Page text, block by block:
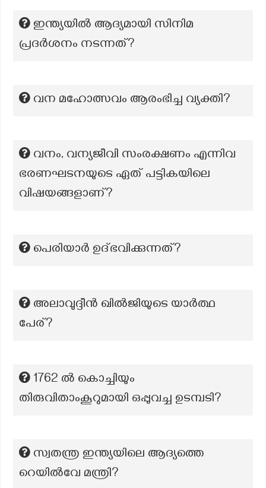
ഇന്ത്യയിൽ ആദ്യമായി സിനിമ
പ്രദർശനം നടന്നത്?
വന മഹോത്സവം ആരംഭിച്ച വ്യക്തി?
വനം, വന്യജീവി സംരക്ഷണം എന്നിവ
ഭരണഘടനയുടെ ഏത് പട്ടികയിലെ
വിഷയങ്ങളാണ്?
പെരിയാർ ഉദ്ഭവിക്കുന്നത്?
അലാവുദ്ദീൻ ഖിൽജിയുടെ യാർത്ഥ
പേര്?
1762 ൽ കൊച്ചിയും
തിരുവിതാംകൂറുമായി ഒപ്പുവച്ച ഉടമ്പടി?
സ്വതന്ത്ര ഇന്ത്യയിലെ ആദ്യത്തെ
റെയിൽവേ മന്ത്രി?